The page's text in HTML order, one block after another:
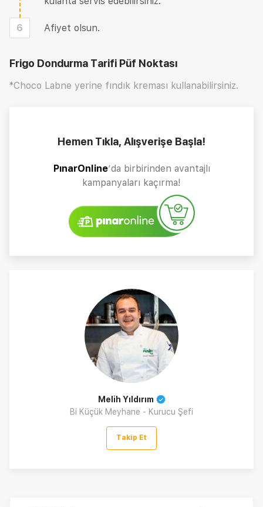
6 Afiyet olsun.
Frigo Dondurma Tarifi Püf Noktası
*Choco Labne yerine fındık kreması kullanabilirsiniz.
Hemen Tıkla, Alışverişe Başla!
PınarOnline’da birbirinden avantajlı
kampanyaları kaçırma!
Melih Yıldırım
Bi Küçük Meyhane - Kurucu Şefi
Takip Et